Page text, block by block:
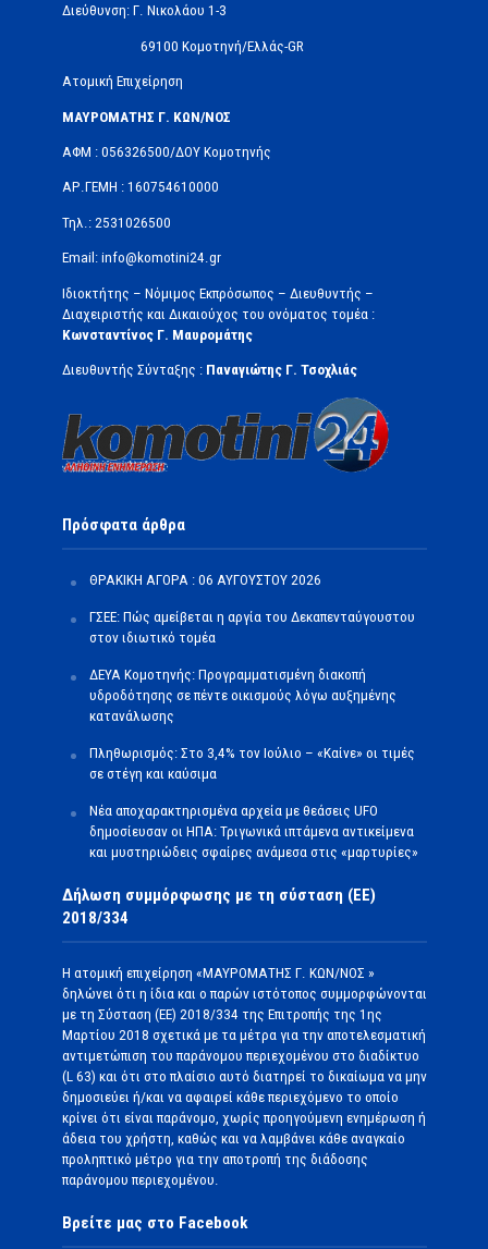
Διεύθυνση: Γ. Νικολάου 1-3
69100 Κομοτηνή/Ελλάς-GR
Ατομική Επιχείρηση
ΜΑΥΡΟΜΑΤΗΣ Γ. ΚΩΝ/ΝΟΣ
ΑΦΜ : 056326500/ΔOΥ Κομοτηνής
ΑΡ.ΓΕΜΗ : 160754610000
Τηλ.: 2531026500
Email: info@komotini24.gr
Ιδιοκτήτης – Νόμιμος Εκπρόσωπος – Διευθυντής –
Διαχειριστής και Δικαιούχος του ονόματος τομέα :
Κωνσταντίνος Γ. Μαυρομάτης
Διευθυντής Σύνταξης : Παναγιώτης Γ. Τσοχλιάς
Πρόσφατα άρθρα
ΘΡΑΚΙΚΗ ΑΓΟΡΑ : 06 ΑΥΓΟΥΣΤΟΥ 2026
ΓΣΕΕ: Πώς αμείβεται η αργία του Δεκαπενταύγουστου
στον ιδιωτικό τομέα
ΔΕΥΑ Κομοτηνής: Προγραμματισμένη διακοπή
υδροδότησης σε πέντε οικισμούς λόγω αυξημένης
κατανάλωσης
Πληθωρισμός: Στο 3,4% τον Ιούλιο – «Καίνε» οι τιμές
σε στέγη και καύσιμα
Νέα αποχαρακτηρισμένα αρχεία με θεάσεις UFO
δημοσίευσαν οι ΗΠΑ: Τριγωνικά ιπτάμενα αντικείμενα
και μυστηριώδεις σφαίρες ανάμεσα στις «μαρτυρίες»
Δήλωση συμμόρφωσης με τη σύσταση (ΕΕ)
2018/334
Η ατομική επιχείρηση «ΜΑΥΡΟΜΑΤΗΣ Γ. ΚΩΝ/ΝΟΣ »
δηλώνει ότι η ίδια και ο παρών ιστότοπος συμμορφώνονται
με τη Σύσταση (ΕΕ) 2018/334 της Επιτροπής της 1ης
Μαρτίου 2018 σχετικά με τα μέτρα για την αποτελεσματική
αντιμετώπιση του παράνομου περιεχομένου στο διαδίκτυο
(L 63) και ότι στο πλαίσιο αυτό διατηρεί το δικαίωμα να μην
δημοσιεύει ή/και να αφαιρεί κάθε περιεχόμενο το οποίο
κρίνει ότι είναι παράνομο, χωρίς προηγούμενη ενημέρωση ή
άδεια του χρήστη, καθώς και να λαμβάνει κάθε αναγκαίο
προληπτικό μέτρο για την αποτροπή της διάδοσης
παράνομου περιεχομένου.
Βρείτε μας στο Facebook